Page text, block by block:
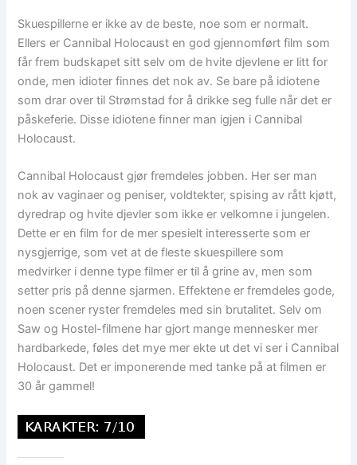
Skuespillerne er ikke av de beste, noe som er normalt.
Ellers er Cannibal Holocaust en god gjennomført film som
får frem budskapet sitt selv om de hvite djevlene er litt for
onde, men idioter finnes det nok av. Se bare på idiotene
som drar over til Strømstad for å drikke seg fulle når det er
påskeferie. Disse idiotene finner man igjen i Cannibal
Holocaust.
Cannibal Holocaust gjør fremdeles jobben. Her ser man
nok av vaginaer og peniser, voldtekter, spising av rått kjøtt,
dyredrap og hvite djevler som ikke er velkomne i jungelen.
Dette er en film for de mer spesielt interesserte som er
nysgjerrige, som vet at de fleste skuespillere som
medvirker i denne type filmer er til å grine av, men som
setter pris på denne sjarmen. Effektene er fremdeles gode,
noen scener ryster fremdeles med sin brutalitet. Selv om
Saw og Hostel-filmene har gjort mange mennesker mer
hardbarkede, føles det mye mer ekte ut det vi ser i Cannibal
Holocaust. Det er imponerende med tanke på at filmen er
30 år gammel!